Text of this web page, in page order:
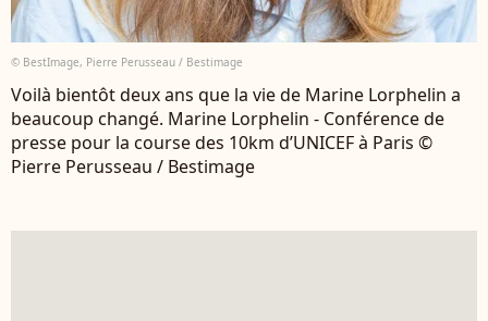
© BestImage, Pierre Perusseau / Bestimage
Voilà bientôt deux ans que la vie de Marine Lorphelin a
beaucoup changé. Marine Lorphelin - Conférence de
presse pour la course des 10km d’UNICEF à Paris ©
Pierre Perusseau / Bestimage